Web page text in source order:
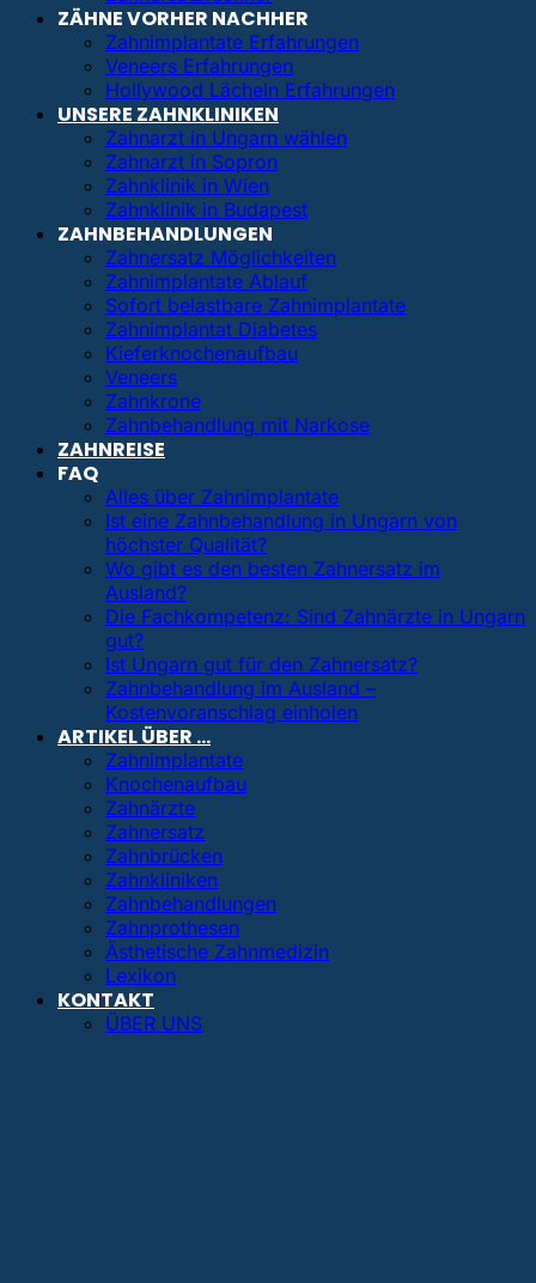
ZÄHNE VORHER NACHHER
Zahnimplantate Erfahrungen
Veneers Erfahrungen
Hollywood Lächeln Erfahrungen
UNSERE ZAHNKLINIKEN
Zahnarzt in Ungarn wählen
Zahnarzt in Sopron
Zahnklinik in Wien
Zahnklinik in Budapest
ZAHNBEHANDLUNGEN
Zahnersatz Möglichkeiten
Zahnimplantate Ablauf
Sofort belastbare Zahnimplantate
Zahnimplantat Diabetes
Kieferknochenaufbau
Veneers
Zahnkrone
Zahnbehandlung mit Narkose
ZAHNREISE
FAQ
Alles über Zahnimplantate
Ist eine Zahnbehandlung in Ungarn von
höchster Qualität?
Wo gibt es den besten Zahnersatz im
Ausland?
Die Fachkompetenz: Sind Zahnärzte in Ungarn
gut?
Ist Ungarn gut für den Zahnersatz?
Zahnbehandlung im Ausland –
Kostenvoranschlag einholen
ARTIKEL ÜBER …
Zahnimplantate
Knochenaufbau
Zahnärzte
Zahnersatz
Zahnbrücken
Zahnkliniken
Zahnbehandlungen
Zahnprothesen
Ästhetische Zahnmedizin
Lexikon
KONTAKT
ÜBER UNS